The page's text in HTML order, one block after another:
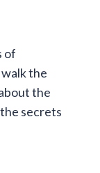
of
the
the
secrets